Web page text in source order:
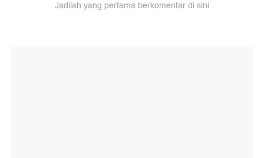
Jadilah yang pertama berkomentar di sini